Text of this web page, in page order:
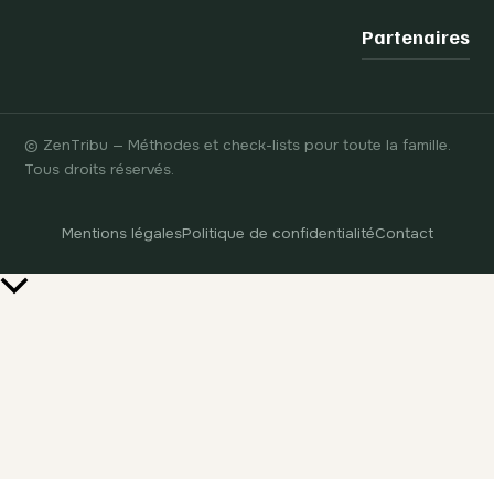
Partenaires
© ZenTribu — Méthodes et check-lists pour toute la famille.
Tous droits réservés.
Mentions légalesPolitique de confidentialitéContact